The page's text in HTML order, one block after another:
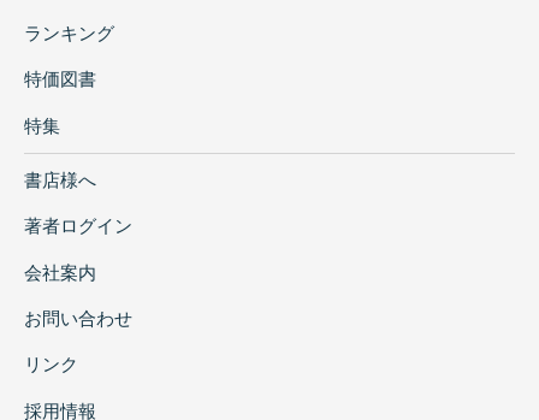
ランキング
特価図書
特集
書店様へ
著者ログイン
会社案内
お問い合わせ
リンク
採用情報